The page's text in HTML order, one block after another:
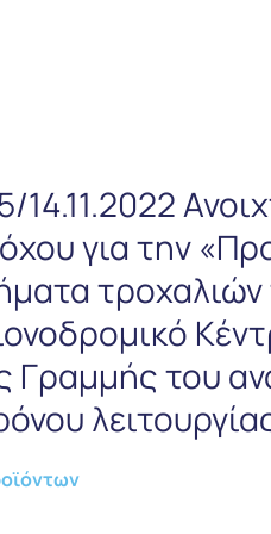
για την
Γραμμής του